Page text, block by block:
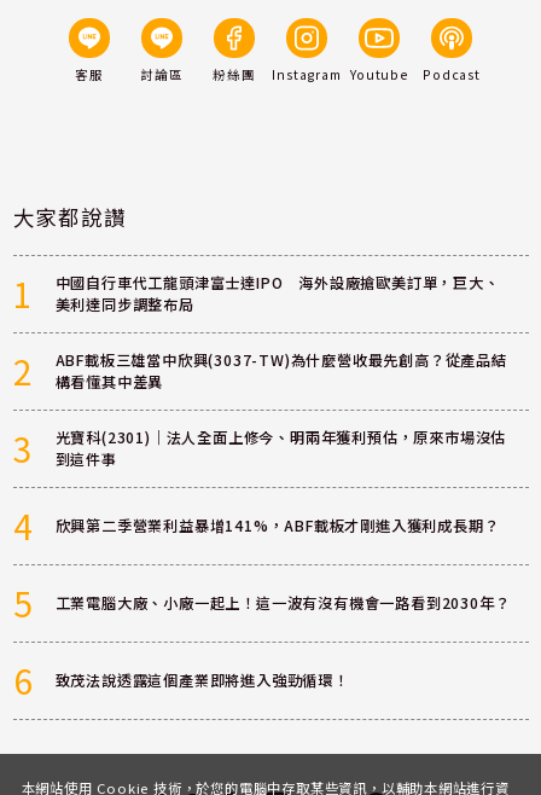
客服 討論區 粉絲團 Instagram Youtube Podcast
大家都說讚
1
中國自行車代工龍頭津富士達IPO 海外設廠搶歐美訂單，巨大、
美利達同步調整布局
2
ABF載板三雄當中欣興(3037-TW)為什麼營收最先創高？從產品結
構看懂其中差異
3
光寶科(2301)｜法人全面上修今、明兩年獲利預估，原來市場沒估
到這件事
4 欣興第二季營業利益暴增141%，ABF載板才剛進入獲利成長期？
5 工業電腦大廠、小廠一起上！這一波有沒有機會一路看到2030年？
6 致茂法說透露這個產業即將進入強勁循環！
本網站使用 Cookie 技術，於您的電腦中存取某些資訊，以輔助本網站進行資